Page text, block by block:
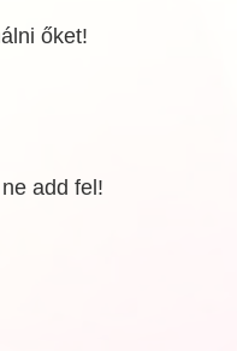
őket!
add fel!